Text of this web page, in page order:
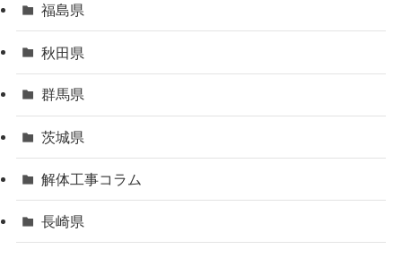
福島県
秋田県
群馬県
茨城県
解体工事コラム
長崎県